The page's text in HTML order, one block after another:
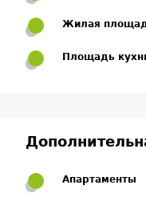
Жилая
Площадь
Апартаменты